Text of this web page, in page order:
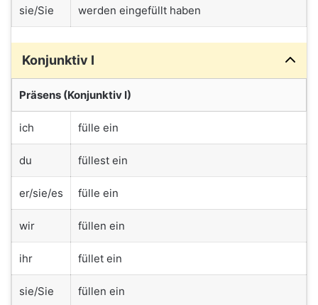
sie/Sie werden eingefüllt haben
Konjunktiv I
Präsens (Konjunktiv I)
ich fülle ein
du füllest ein
er/sie/es fülle ein
wir füllen ein
ihr füllet ein
sie/Sie füllen ein